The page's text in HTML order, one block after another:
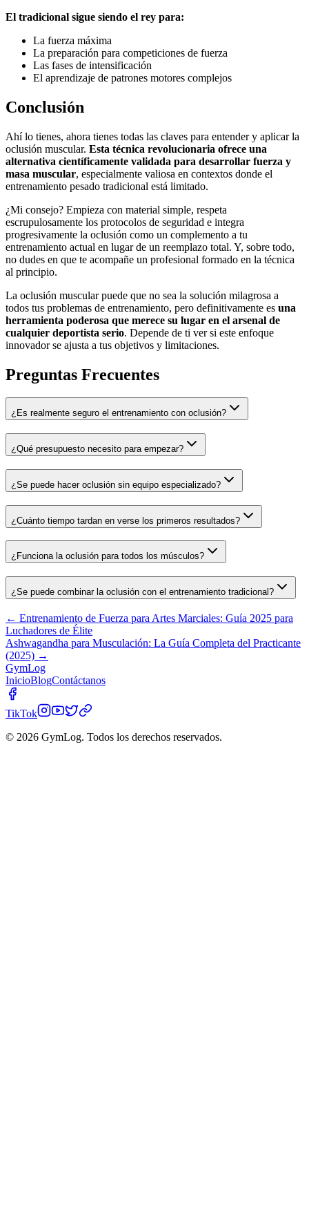
El tradicional sigue siendo el rey para:
La fuerza máxima
La preparación para competiciones de fuerza
Las fases de intensificación
El aprendizaje de patrones motores complejos
Conclusión
Ahí lo tienes, ahora tienes todas las claves para entender y aplicar la
oclusión muscular. Esta técnica revolucionaria ofrece una
alternativa científicamente validada para desarrollar fuerza y
masa muscular, especialmente valiosa en contextos donde el
entrenamiento pesado tradicional está limitado.
¿Mi consejo? Empieza con material simple, respeta
escrupulosamente los protocolos de seguridad e integra
progresivamente la oclusión como un complemento a tu
entrenamiento actual en lugar de un reemplazo total. Y, sobre todo,
no dudes en que te acompañe un profesional formado en la técnica
al principio.
La oclusión muscular puede que no sea la solución milagrosa a
todos tus problemas de entrenamiento, pero definitivamente es una
herramienta poderosa que merece su lugar en el arsenal de
cualquier deportista serio. Depende de ti ver si este enfoque
innovador se ajusta a tus objetivos y limitaciones.
Preguntas Frecuentes
¿Es realmente seguro el entrenamiento con oclusión?
¿Qué presupuesto necesito para empezar?
¿Se puede hacer oclusión sin equipo especializado?
¿Cuánto tiempo tardan en verse los primeros resultados?
¿Funciona la oclusión para todos los músculos?
¿Se puede combinar la oclusión con el entrenamiento tradicional?
← Entrenamiento de Fuerza para Artes Marciales: Guía 2025 para
Luchadores de Élite
Ashwagandha para Musculación: La Guía Completa del Practicante
(2025) →
GymLog
InicioBlogContáctanos
TikTok
© 2026 GymLog. Todos los derechos reservados.